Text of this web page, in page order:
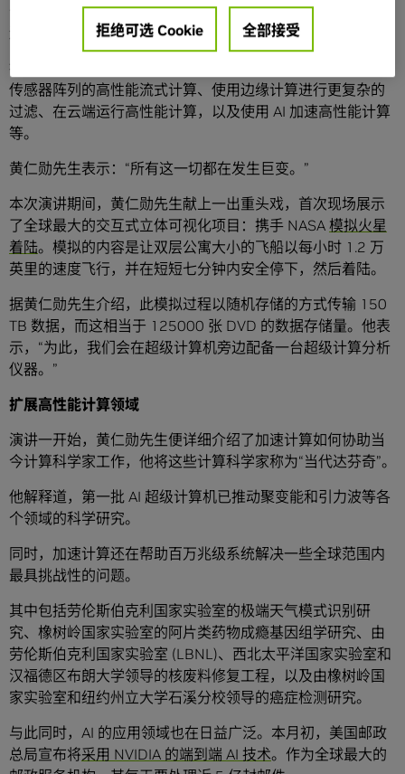
个方向扩展。放眼当下，无论是在超级计算机中心、云端，
还是在边缘，高性能计算可谓是无处不在。”
推动高性能计算全方位扩展的因素不胜枚举，例如基于大量
传感器阵列的高性能流式计算、使用边缘计算进行更复杂的
过滤、在云端运行高性能计算，以及使用 AI 加速高性能计算
等。
黄仁勋先生表示：“所有这一切都在发生巨变。”
本次演讲期间，黄仁勋先生献上一出重头戏，首次现场展示
了全球最大的交互式立体可视化项目：携手 NASA 模拟火星
着陆。模拟的内容是让双层公寓大小的飞船以每小时 1.2 万
英里的速度飞行，并在短短七分钟内安全停下，然后着陆。
据黄仁勋先生介绍，此模拟过程以随机存储的方式传输 150
TB 数据，而这相当于 125000 张 DVD 的数据存储量。他表
示，“为此，我们会在超级计算机旁边配备一台超级计算分析
仪器。”
扩展高性能计算领域
演讲一开始，黄仁勋先生便详细介绍了加速计算如何协助当
今计算科学家工作，他将这些计算科学家称为“当代达芬奇”。
他解释道，第一批 AI 超级计算机已推动聚变能和引力波等各
个领域的科学研究。
同时，加速计算还在帮助百万兆级系统解决一些全球范围内
最具挑战性的问题。
其中包括劳伦斯伯克利国家实验室的极端天气模式识别研
究、橡树岭国家实验室的阿片类药物成瘾基因组学研究、由
劳伦斯伯克利国家实验室 (LBNL)、西北太平洋国家实验室和
汉福德区布朗大学领导的核废料修复工程，以及由橡树岭国
家实验室和纽约州立大学石溪分校领导的癌症检测研究。
与此同时，AI 的应用领域也在日益广泛。本月初，美国邮政
总局宣布将采用 NVIDIA 的端到端 AI 技术。作为全球最大的
拒绝可选 Cookie 全部接受